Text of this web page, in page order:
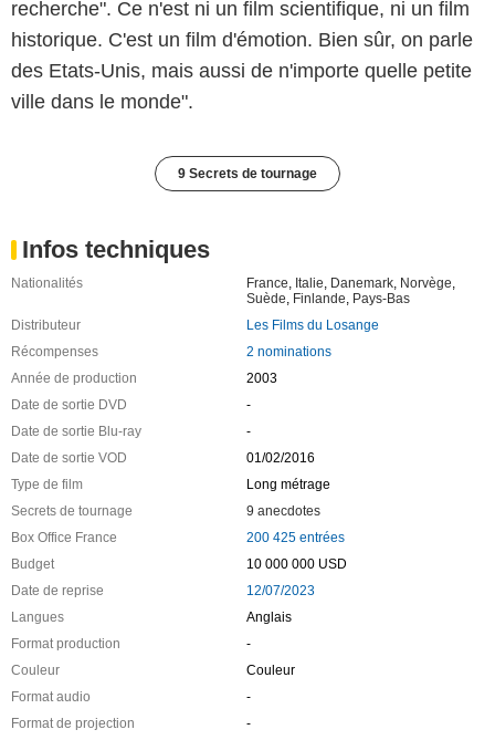
recherche". Ce n'est ni un film scientifique, ni un film
historique. C'est un film d'émotion. Bien sûr, on parle
des Etats-Unis, mais aussi de n'importe quelle petite
ville dans le monde".
9 Secrets de tournage
Infos techniques
Nationalités France, Italie, Danemark, Norvège,
Suède, Finlande, Pays-Bas
Distributeur
Les Films du Losange
Récompenses
2 nominations
Année de production
2003
Date de sortie DVD
-
Date de sortie Blu-ray
-
Date de sortie VOD
01/02/2016
Type de film
Long métrage
Secrets de tournage
9 anecdotes
Box Office France
200 425 entrées
Budget
10 000 000 USD
Date de reprise
12/07/2023
Langues
Anglais
Format production
-
Couleur
Couleur
Format audio
-
Format de projection
-